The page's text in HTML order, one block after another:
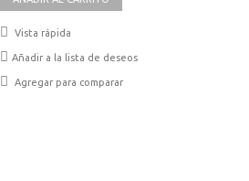
Vista rápida
Añadir a la lista de deseos
Agregar para comparar